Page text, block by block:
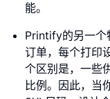
能。
Printify的另一个
订单，每个打印
个区别是，一些
比例。因此，当